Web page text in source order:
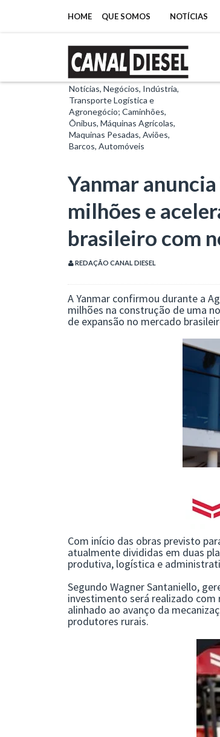
HOME QUE SOMOS NOTÍCIAS
Notícias, Negócios, Indústria,
Transporte Logística e
Agronegócio; Caminhões,
Ônibus, Máquinas Agrícolas,
Maquinas Pesadas, Aviões,
Barcos, Automóveis
Yanmar
milhões e
brasileiro com
REDAÇÃO CANAL DIESEL
AYanmar confirmou durante a
milhões na construção de uma
de expansão no mercado
Com início das obras previsto
atualmente divididas em duas
produtiva, logística e
Segundo Wagner Santaniello,
investimento será realizado
alinhado ao avanço da
produtores rurais.